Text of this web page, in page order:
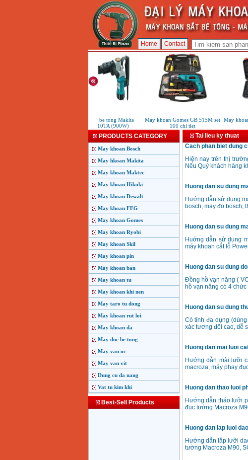
Home Contact
May duc be tong Makita
HM0810TA (900W)
May khoan Gomes GB 515M set
100 chi tiet
May
PRODUCTS CATEGORY
May khoan Bosch
May hkoan Makita
May khoan Maktec
May khoan Hikoki
May khoan Dewalt
May khoan FEG
May khoan Gomes
May khoan Ryobi
May khoan Skil
May khoan pin
Máy khoan ban
May khoan tu
May khoan khi nen
May taro tu dong
May khoan rut loi
May khoan da
May duc be tong
May van oc
May van vit
Dung cu da nang
Vat tu kim khi
Best-Sell Products
Tai lieu ky thuat
Cach phan biet dung
Hiện nay trên thị
Nếu Quý khách hàng
Huong dan su dung
Hướng dẫn sử dụng
bosch, may đo bosch,
Huong dan su dung
Huớng dẫn sử dụng
máy khoan cắt lỗ
Huong dan su dung
Đồng hồ vạn năng (
hồ vạn năng có 4
Huong dan su dung
Có tính đa dụng
xác tương đối cao, dễ
Huong dan mai luoi
Hướng dẫn mài lưỡi
macroza, máy phay
Huong dan thao luoi
Hướng dẫn tháo lưỡi
đục tường Macroza
Huong dan lap luoi
Hướng dẫn lắp lưỡi
tường Macroza M90,